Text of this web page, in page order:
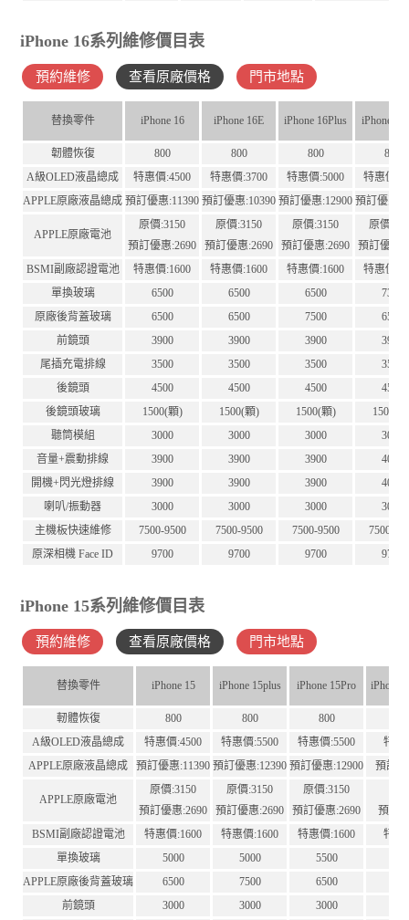
iPhone 16系列維修價目表
預約維修 查看原廠價格 門市地點
替換零件 iPhone 16 iPhone 16E iPhone 16Plus iPhone 16
韌體恢復 800 800 800
800
A級OLED液晶總成
特惠價:4500 特惠價:3700 特惠價:5000
特惠價
APPLE原廠液晶總成 預訂優惠:11390 預訂優惠:10390 預訂優惠:12900 預訂優惠
APPLE原廠電池
原價:3150
預訂優惠:2690
原價:3150
預訂優惠:2690
原價:3150
預訂優惠:2690
原價
預訂優惠
BSMI副廠認證電池
特惠價:1600 特惠價:1600 特惠價:1600
特惠價
單換玻璃
6500 6500 6500
7300
原廠後背蓋玻璃
6500 6500 7500
6500
前鏡頭
3900 3900 3900
3900
尾插充電排線
3500 3500 3500
3500
後鏡頭
4500 4500 4500
4500
後鏡頭玻璃
1500(顆) 1500(顆) 1500(顆)
1500(
聽筒模組
3000 3000 3000
3000
音量+震動排線
3900 3900 3900
4000
開機+閃光燈排線
3900 3900 3900
4000
喇叭/振動器
3000 3000 3000
3000
主機板快速維修
7500-9500 7500-9500 7500-9500
7500-
原深相機 Face ID
9700 9700 9700 9700
iPhone 15系列維修價目表
預約維修 查看原廠價格 門市地點
替換零件 iPhone 15 iPhone 15plus iPhone 15Pro iPhone
軔體恢復 800 800 800
A級OLED液晶總成
特惠價:4500 特惠價:5500 特惠價:5500
特惠
APPLE原廠液晶總成
預訂優惠:11390 預訂優惠:12390 預訂優惠:12900 預訂
APPLE原廠電池
原價:3150
預訂優惠:2690
原價:3150
預訂優惠:2690
原價:3150
預訂優惠:2690
預訂
BSMI副廠認證電池
特惠價:1600 特惠價:1600 特惠價:1600
特惠
單換玻璃
5000 5000 5500
APPLE原廠後背蓋玻璃
6500 7500 6500
前鏡頭
3000 3000 3000